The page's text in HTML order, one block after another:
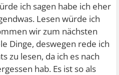
ich sagen habe ich eher
Lesen würde ich
wir zum nächsten
Dinge, deswegen rede ich
zu lesen, da ich es nach
hab. Es ist so als